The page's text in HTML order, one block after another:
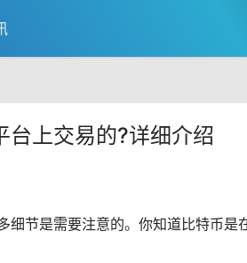
台上交易的?详细介绍
细节是需要注意的。你知道比特币是